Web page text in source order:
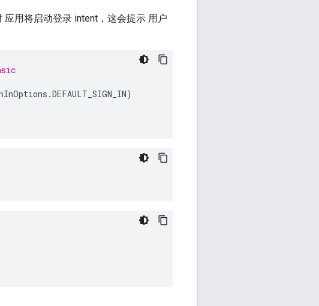
应用将启动登录 intent，这会提示 用户
.DEFAULT_SIGN_IN)